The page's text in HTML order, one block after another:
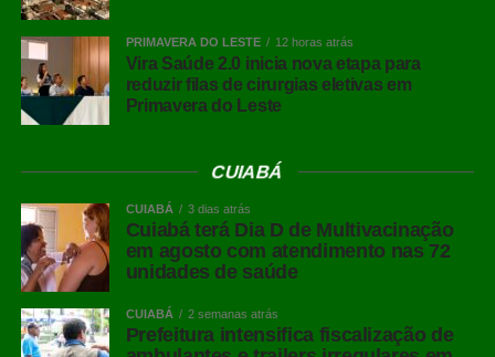
PRIMAVERA DO LESTE 12 horas atrás
Vira Saúde 2.0 inicia nova etapa para
reduzir filas de cirurgias eletivas em
Primavera do Leste
CUIABÁ
CUIABÁ 3 dias atrás
Cuiabá terá Dia D de Multivacinação
em agosto com atendimento nas 72
unidades de saúde
CUIABÁ 2 semanas atrás
Prefeitura intensifica fiscalização de